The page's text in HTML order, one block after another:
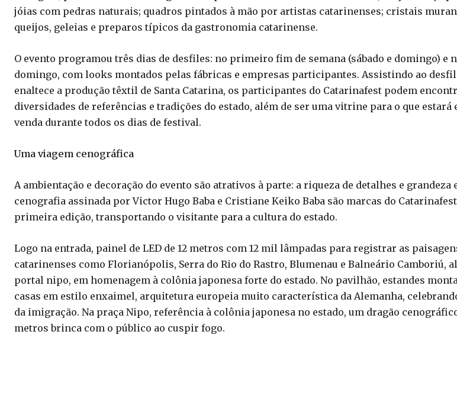
jóias com pedras naturais; quadros pintados à mão por artistas catarinenses; cristais
queijos, geleias e preparos típicos da gastronomia catarinense.
O evento programou três dias de desfiles: no primeiro fim de semana (sábado e domingo) e
domingo, com looks montados pelas fábricas e empresas participantes. Assistindo ao
enaltece a produção têxtil de Santa Catarina, os participantes do Catarinafest podem
diversidades de referências e tradições do estado, além de ser uma vitrine para o que estará
venda durante todos os dias de festival.
Uma viagem cenográfica
A ambientação e decoração do evento são atrativos à parte: a riqueza de detalhes e grandeza
cenografia assinada por Victor Hugo Baba e Cristiane Keiko Baba são marcas do
primeira edição, transportando o visitante para a cultura do estado.
Logo na entrada, painel de LED de 12 metros com 12 mil lâmpadas para registrar as
catarinenses como Florianópolis, Serra do Rio do Rastro, Blumenau e Balneário Camboriú,
portal nipo, em homenagem à colônia japonesa forte do estado. No pavilhão, estandes
casas em estilo enxaimel, arquitetura europeia muito característica da Alemanha,
da imigração. Na praça Nipo, referência à colônia japonesa no estado, um dragão
metros brinca com o público ao cuspir fogo.